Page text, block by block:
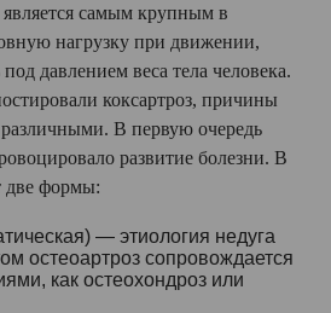
самым крупным в
нагрузку при движении,
давлением веса тела человека.
коксартроз, причины
В первую очередь
развитие болезни. В
две формы:
— этиология недуга
остеоартроз сопровождается
как остеохондроз или